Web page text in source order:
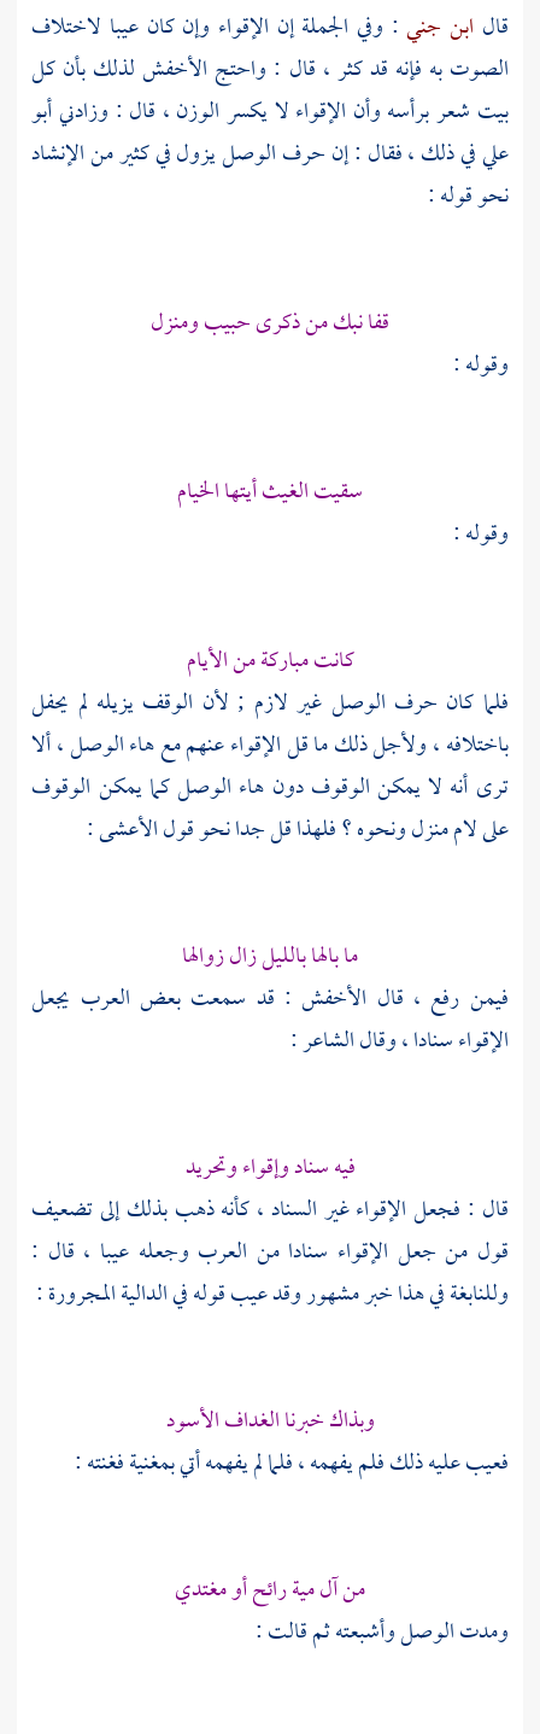
قال ابن جني : وفي الجملة إن الإقواء وإن كان عيبا لاختلاف
الصوت به فإنه قد كثر ، قال : واحتج الأخفشلذلك بأن كل
بيت شعر برأسه وأن الإقواء لا يكسر الوزن ، قال : وزادنيأبو
عليفي ذلك ، فقال : إن حرف الوصل يزول في كثير من الإنشاد
نحو قوله :
قفا نبك من ذكرى حبيب ومنزل
وقوله :
سقيت الغيث أيتها الخيام
وقوله :
كانت مباركة من الأيام
فلما كان حرف الوصل غير لازم ; لأن الوقف يزيله لم يحفل
باختلافه ، ولأجل ذلك ما قل الإقواء عنهم مع هاء الوصل ، ألا
ترى أنه لا يمكن الوقوف دون هاء الوصل كما يمكن الوقوف
على لام منزل ونحوه ؟ فلهذا قل جدا نحو قولالأعشى:
ما بالها بالليل زال زوالها
فيمن رفع ، قال الأخفش : قد سمعت بعض العرب يجعل
الإقواء سنادا ، وقال الشاعر :
فيه سناد وإقواء وتحريد
قال : فجعل الإقواء غير السناد ، كأنه ذهب بذلك إلى تضعيف
قول من جعل الإقواء سنادا من العرب وجعله عيبا ، قال :
وللنابغة في هذا خبر مشهور وقد عيب قوله في الدالية المجرورة :
وبذاك خبرنا الغداف الأسود
فعيب عليه ذلك فلم يفهمه ، فلما لم يفهمه أتي بمغنية فغنته :
من آل مية رائح أو مغتدي
ومدت الوصل وأشبعته ثم قالت :